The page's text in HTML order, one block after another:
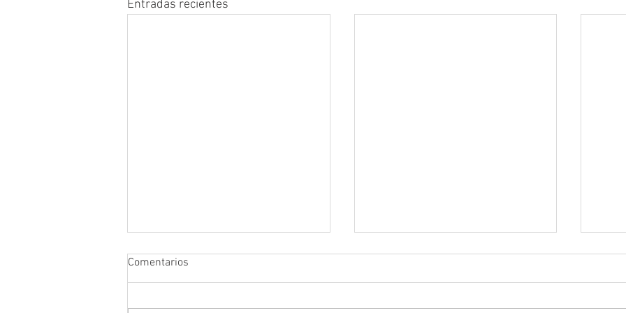
Entradas recientes
Comentarios